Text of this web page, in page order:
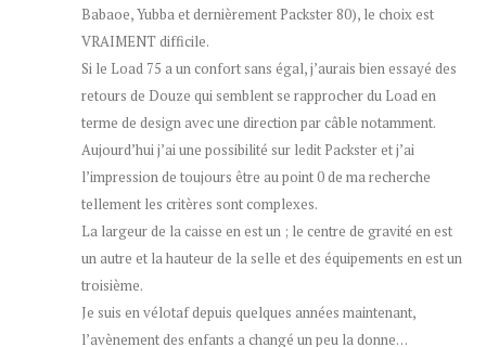
Babaoe, Yubba et dernièrement Packster 80), le choix est
VRAIMENT difficile.
Si le Load 75 a un confort sans égal, j’aurais bien essayé des
retours de Douze qui semblent se rapprocher du Load en
terme de design avec une direction par câble notamment.
Aujourd’hui j’ai une possibilité sur ledit Packster et j’ai
l’impression de toujours être au point 0 de ma recherche
tellement les critères sont complexes.
La largeur de la caisse en est un ; le centre de gravité en est
un autre et la hauteur de la selle et des équipements en est un
troisième.
Je suis en vélotaf depuis quelques années maintenant,
l’avènement des enfants a changé un peu la donne…